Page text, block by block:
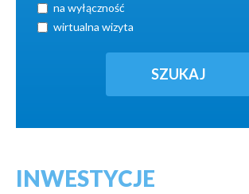
na wyłączność
wirtualna wizyta
INWESTYCJE